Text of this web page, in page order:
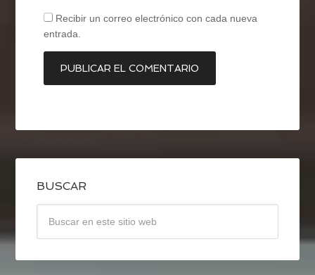
Recibir un correo electrónico con cada nueva
entrada.
BUSCAR